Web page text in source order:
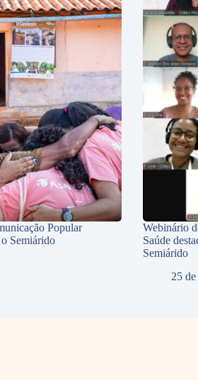
Popular
Semiárido
Webinário
Saúde
Semiárido
25